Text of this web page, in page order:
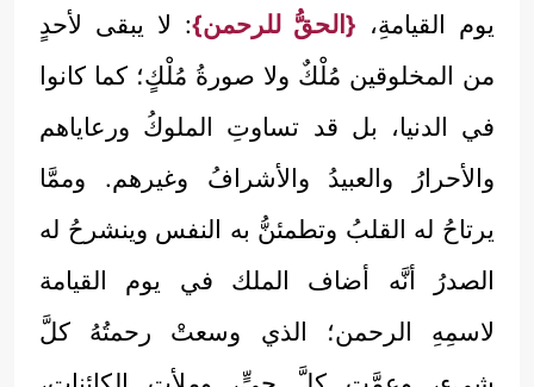
يوم القيامةِ، {الحقُّ للرحمن}: لا يبقى لأحدٍ
من المخلوقين مُلْكٌ ولا صورةُ مُلْكٍ؛ كما كانوا
في الدنيا، بل قد تساوتِ الملوكُ ورعاياهم
والأحرارُ والعبيدُ والأشرافُ وغيرهم. وممَّا
يرتاحُ له القلبُ وتطمئنُّ به النفس وينشرحُ له
الصدرُ أنَّه أضاف الملك في يوم القيامة
لاسمِهِ الرحمن؛ الذي وسعتْ رحمتُهُ كلَّ